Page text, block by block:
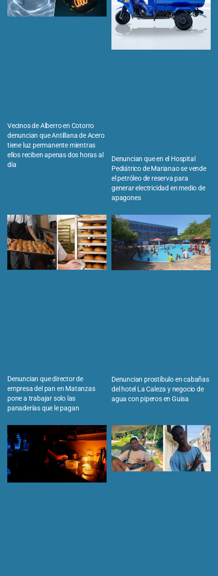
Vecinos de Alberro en Cotorro
denuncian que Antillana de Acero
tiene luz permanente mientras
ellos reciben apenas dos horas al
día
Denuncian que en el Hospital
Pediátrico de Marianao se vende
el petróleo de reserva para
generar electricidad en medio de
apagones
Denuncian que director de
empresa del pan en Matanzas
pone a trabajar solo las
panaderías que le pagan
Denuncian prostíbulo en cabañas
del hotel La Caleza y negocio de
agua con piperos en Guisa